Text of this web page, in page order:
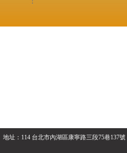
地址：114 台北市內湖區康寧路三段75巷137號